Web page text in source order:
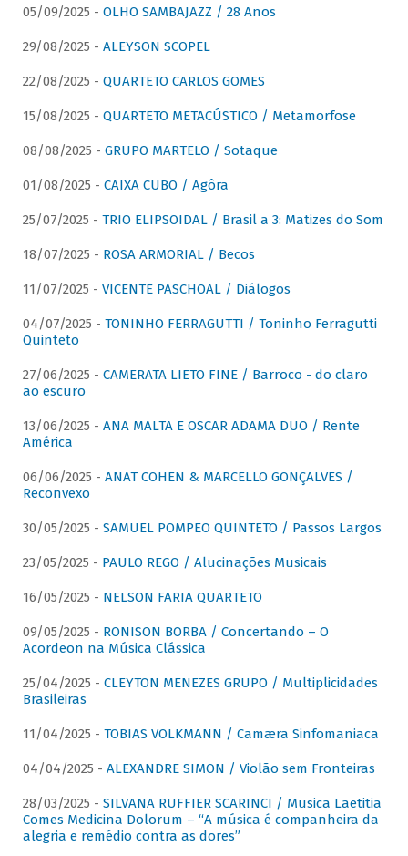
05/09/2025 - OLHO SAMBAJAZZ / 28 Anos
29/08/2025 - ALEYSON SCOPEL
22/08/2025 - QUARTETO CARLOS GOMES
15/08/2025 - QUARTETO METACÚSTICO / Metamorfose
08/08/2025 - GRUPO MARTELO / Sotaque
01/08/2025 - CAIXA CUBO / Agôra
25/07/2025 - TRIO ELIPSOIDAL / Brasil a 3: Matizes do Som
18/07/2025 - ROSA ARMORIAL / Becos
11/07/2025 - VICENTE PASCHOAL / Diálogos
04/07/2025 - TONINHO FERRAGUTTI / Toninho Ferragutti
Quinteto
27/06/2025 - CAMERATA LIETO FINE / Barroco - do claro
ao escuro
13/06/2025 - ANA MALTA E OSCAR ADAMA DUO / Rente
América
06/06/2025 - ANAT COHEN & MARCELLO GONÇALVES /
Reconvexo
30/05/2025 - SAMUEL POMPEO QUINTETO / Passos Largos
23/05/2025 - PAULO REGO / Alucinações Musicais
16/05/2025 - NELSON FARIA QUARTETO
09/05/2025 - RONISON BORBA / Concertando – O
Acordeon na Música Clássica
25/04/2025 - CLEYTON MENEZES GRUPO / Multiplicidades
Brasileiras
11/04/2025 - TOBIAS VOLKMANN / Camæra Sinfomaniaca
04/04/2025 - ALEXANDRE SIMON / Violão sem Fronteiras
28/03/2025 - SILVANA RUFFIER SCARINCI / Musica Laetitia
Comes Medicina Dolorum – “A música é companheira da
alegria e remédio contra as dores”